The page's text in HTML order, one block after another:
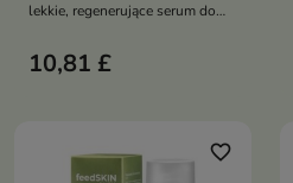
lekkie, regenerujące serum do
nawilża, wspiera procesy
odnowy skóry oraz poprawia jej
10,81 £
favorite_border